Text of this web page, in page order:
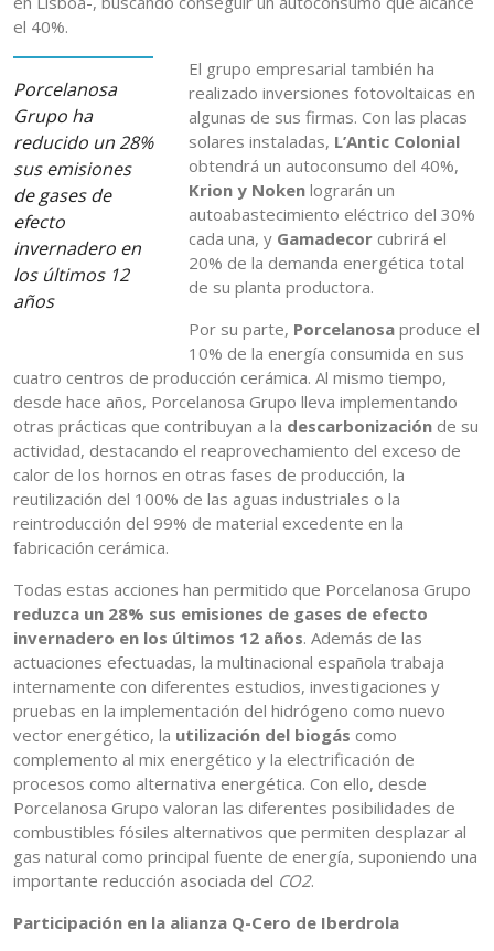
el 40%.
Porcelanosa
Grupo ha
reducido un 28%
sus emisiones
de gases de
efecto
invernadero en
los últimos 12
años
El grupo empresarial también ha
realizado inversiones fotovoltaicas en
algunas de sus firmas. Con las placas
solares instaladas, L’Antic Colonial
obtendrá un autoconsumo del 40%,
Krion y Nokenlograrán un
autoabastecimiento eléctrico del 30%
cada una, y Gamadecor cubrirá el
20% de la demanda energética total
de su planta productora.
Por su parte, Porcelanosaproduce el
10% de la energía consumida en sus
cuatro centros de producción cerámica. Al mismo tiempo,
desde hace años, Porcelanosa Grupo lleva implementando
otras prácticas que contribuyan a la descarbonización de su
actividad, destacando el reaprovechamiento del exceso de
calor de los hornos en otras fases de producción, la
reutilización del 100% de las aguas industriales o la
reintroducción del 99% de material excedente en la
fabricación cerámica.
Todas estas acciones han permitido que Porcelanosa Grupo
reduzca un 28% sus emisiones de gases de efecto
invernadero en los últimos 12 años. Además de las
actuaciones efectuadas, la multinacional española trabaja
internamente con diferentes estudios, investigaciones y
pruebas en la implementación del hidrógeno como nuevo
vector energético, la utilización del biogás como
complemento al mix energético y la electrificación de
procesos como alternativa energética. Con ello, desde
Porcelanosa Grupo valoran las diferentes posibilidades de
combustibles fósiles alternativos que permiten desplazar al
gas natural como principal fuente de energía, suponiendo una
importante reducción asociada del CO2.
Participación en la alianza Q-Cero de Iberdrola